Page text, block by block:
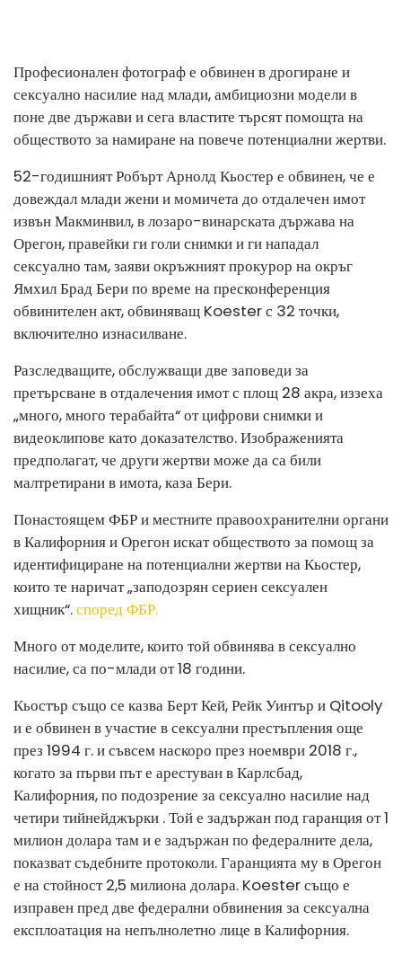
Професионален фотограф е обвинен в дрогиране и
сексуално насилие над млади, амбициозни модели в
поне две държави и сега властите търсят помощта на
обществото за намиране на повече потенциални жертви.
52-годишният Робърт Арнолд Кьостер е обвинен, че е
довеждал млади жени и момичета до отдалечен имот
извън Макминвил, в лозаро-винарската държава на
Орегон, правейки ги голи снимки и ги нападал
сексуално там, заяви окръжният прокурор на окръг
Ямхил Брад Бери по време на пресконференция
обвинителен акт, обвиняващ Koester с 32 точки,
включително изнасилване.
Разследващите, обслужващи две заповеди за
претърсване в отдалечения имот с площ 28 акра, иззеха
„много, много терабайта“ от цифрови снимки и
видеоклипове като доказателство. Изображенията
предполагат, че други жертви може да са били
малтретирани в имота, каза Бери.
Понастоящем ФБР и местните правоохранителни органи
в Калифорния и Орегон искат обществото за помощ за
идентифициране на потенциални жертви на Кьостер,
които те наричат ​​„заподозрян сериен сексуален
хищник“.според ФБР.
Много от моделите, които той обвинява в сексуално
насилие, са по-млади от 18 години.
Кьостър също се казва Берт Кей, Рейк Уинтър и Qitooly
и е обвинен в участие в сексуални престъпления още
през 1994 г. и съвсем наскоро през ноември 2018 г.,
когато за първи път е арестуван в Карлсбад,
Калифорния, по подозрение за сексуално насилие над
четири тийнейджърки . Той е задържан под гаранция от 1
милион долара там и е задържан по федералните дела,
показват съдебните протоколи. Гаранцията му в Орегон
е на стойност 2,5 милиона долара. Koester също е
изправен пред две федерални обвинения за сексуална
експлоатация на непълнолетно лице в Калифорния.